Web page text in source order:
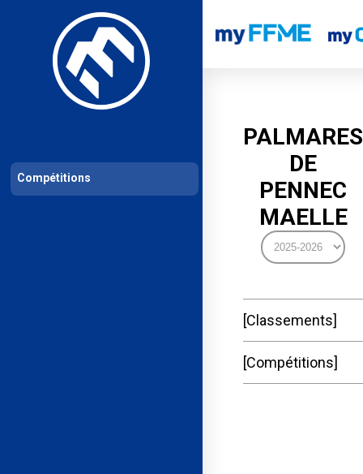
Les compétitions Calendrier de compétitions Classements
PALMARES
DE
PENNEC
MAELLE
Classements
Compétitions
Compétitions